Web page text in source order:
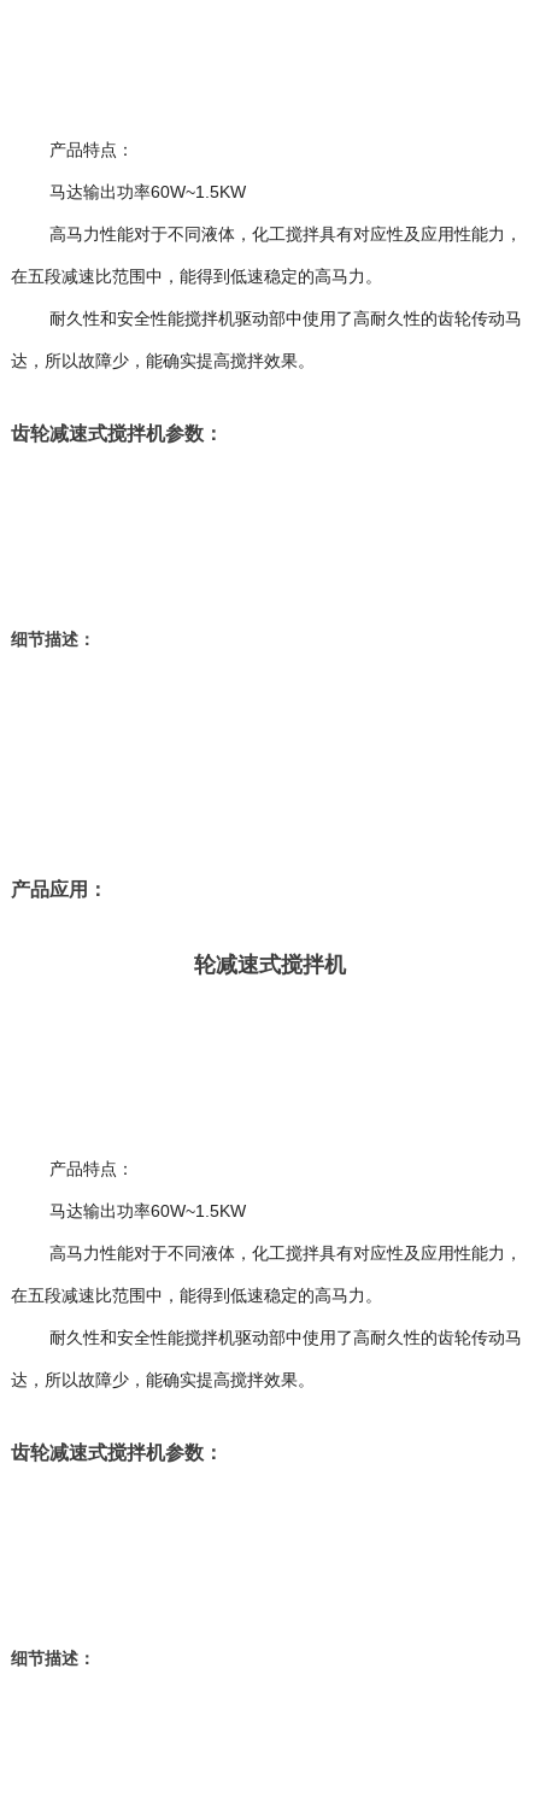
产品特点：
马达输出功率60W~1.5KW
高马力性能对于不同液体，化工搅拌具有对应性及应用性能力，
在五段减速比范围中，能得到低速稳定的高马力。
耐久性和安全性能搅拌机驱动部中使用了高耐久性的齿轮传动马
达，所以故障少，能确实提高搅拌效果。
齿轮减速式搅拌机参数：
细节描述：
产品应用：
轮减速式搅拌机
产品特点：
马达输出功率60W~1.5KW
高马力性能对于不同液体，化工搅拌具有对应性及应用性能力，
在五段减速比范围中，能得到低速稳定的高马力。
耐久性和安全性能搅拌机驱动部中使用了高耐久性的齿轮传动马
达，所以故障少，能确实提高搅拌效果。
齿轮减速式搅拌机参数：
细节描述：